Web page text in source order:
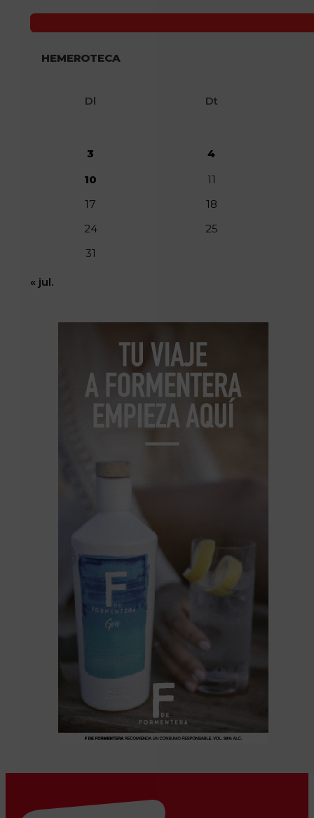
HEMEROTECA
Dl Dt
3
4
10
11
17
18
24
25
31
« jul.